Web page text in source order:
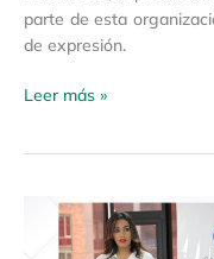
parte de esta
de expresión.
Leer más »
Boletín